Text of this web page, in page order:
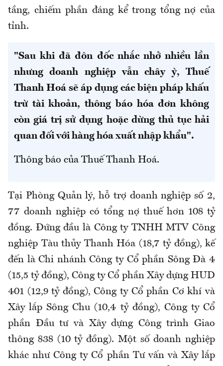
tầng, chiếm phần đáng kể trong tổng nợ của
tỉnh.
"Sau khi đã đôn đốc nhắc nhở nhiều lần
nhưng doanh nghiệp vẫn chây ỳ, Thuế
Thanh Hoá sẽ áp dụng các biện pháp khấu
trừ tài khoản, thông báo hóa đơn không
còn giá trị sử dụng hoặc dừng thủ tục hải
quan đối với hàng hóa xuất nhập khẩu".
Thông báo của Thuế Thanh Hoá.
Tại Phòng Quản lý, hỗ trợ doanh nghiệp số 2,
77 doanh nghiệp có tổng nợ thuế hơn 108 tỷ
đồng. Đứng đầu là Công ty TNHH MTV Công
nghiệp Tàu thủy Thanh Hóa (18,7 tỷ đồng), kế
đến là Chi nhánh Công ty Cổ phần Sông Đà 4
(15,5 tỷ đồng), Công ty Cổ phần Xây dựng HUD
401 (12,9 tỷ đồng), Công ty Cổ phần Cơ khí và
Xây lắp Sông Chu (10,4 tỷ đồng), Công ty Cổ
phần Đầu tư và Xây dựng Công trình Giao
thông 838 (10 tỷ đồng). Một số doanh nghiệp
khác như Công ty Cổ phần Tư vấn và Xây lắp